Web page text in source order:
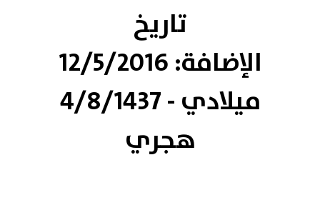
تاريخ
الإضافة: 12/5/2016
ميلادي - 4/8/1437
هجري